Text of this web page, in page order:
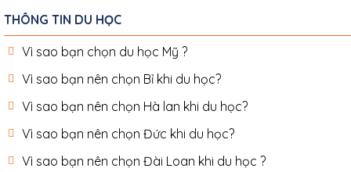
THÔNG TIN DU HỌC
Vì sao bạn chọn du học Mỹ ?
Vì sao bạn nên chọn Bỉ khi du học?
Vì sao bạn nên chọn Hà lan khi du học?
Vì sao bạn nên chọn Đức khi du học?
Vì sao bạn nên chọn Đài Loan khi du học ?